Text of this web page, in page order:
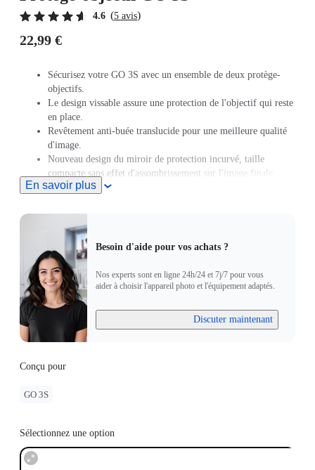
4.6 (5 avis)
22,99 €
Sécurisez votre GO 3S avec un ensemble de deux protège-
objectifs.
Le design vissable assure une protection de l'objectif qui reste
en place.
Revêtement anti-buée translucide pour une meilleure qualité
d'image.
Nouveau design du miroir de protection incurvé, taille
compacte sans effet d'assombrissement sur l'image finale.
En savoir plus
Besoin d'aide pour vos achats ?
Nos experts sont en ligne 24h/24 et 7j/7 pour vous
aider à choisir l'appareil photo et l'équipement adaptés.
Discuter maintenant
Conçu pour
GO 3S
Sélectionnez une option